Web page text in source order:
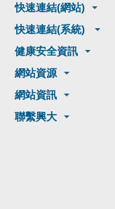
快速連結(網站)
快速連結(系統)
健康安全資訊
網站資源
網站資訊
聯繫興大